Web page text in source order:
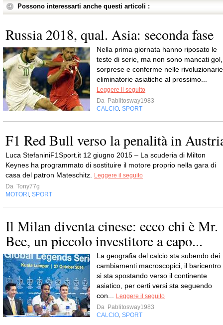
Possono interessarti anche questi articoli :
Russia 2018, qual. Asia: seconda fase
Nella prima giornata hanno riposato le
teste di serie, ma non sono mancati gol,
sorprese e conferme nelle rivoluzionarie
eliminatorie asiatiche al prossimo...
Leggere il seguito
Da Pablitosway1983
CALCIO SPORT
F1 Red Bull verso la penalità in
Luca StefaniniF1Sport.it 12 giugno 2015 – La scuderia di Milton
Keynes ha programmato di sostituire il motore proprio nella gara di
casa del patron Mateschitz.
Leggere il seguito
Da Tony77g
MOTORI
SPORT
Il Milan diventa cinese: ecco chi è Mr.
Bee, un piccolo investitore a capo...
La geografia del calcio sta subendo dei
cambiamenti macroscopici, il baricentro
si sta spostando verso il continente
asiatico, per certi versi sta seguendo
con...
Leggere il seguito
Da Pablitosway1983
CALCIO SPORT